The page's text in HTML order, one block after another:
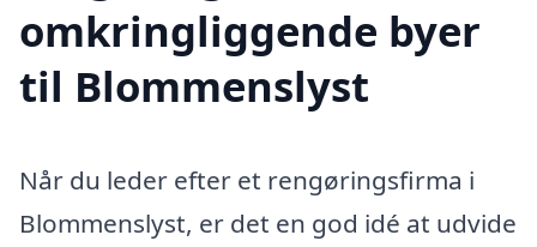
omkringliggende byer
til Blommenslyst
Når du leder efter et rengøringsfirma i
Blommenslyst, er det en god idé at udvide